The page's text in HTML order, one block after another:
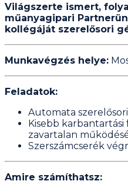
Világszerte ismert,
műanyagipari
kollégáját szerelősori
Munkavégzés helye:
Feladatok:
Automata
Kisebb
zavartalan
Szerszámcserék
Amire számíthatsz: